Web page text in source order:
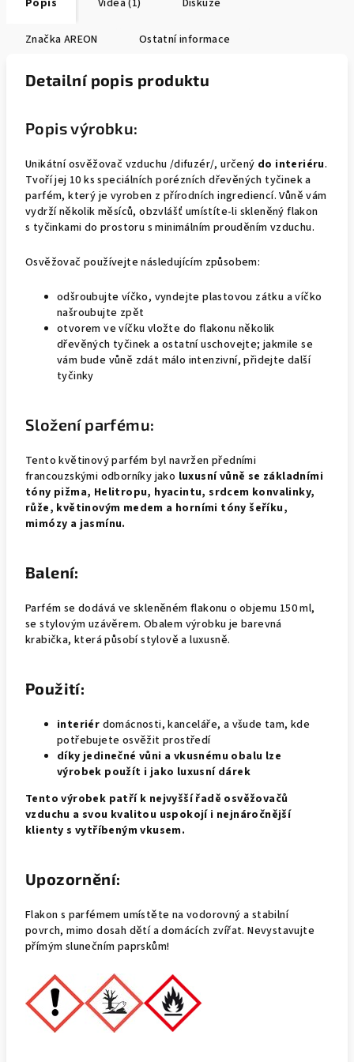
Popis Videa (1) Diskuze
Značka AREON Ostatní informace
Detailní popis produktu
Popis výrobku:
Unikátní osvěžovač vzduchu /difuzér/, určený do interiéru.
Tvoří jej 10 ks speciálních porézních dřevěných tyčinek a
parfém, který je vyroben z přírodních ingrediencí. Vůně vám
vydrží několik měsíců, obzvlášť umístíte-li skleněný flakon
s tyčinkami do prostoru s minimálním prouděním vzduchu.
Osvěžovač používejte následujícím způsobem:
odšroubujte víčko, vyndejte plastovou zátku a víčko
našroubujte zpět
otvorem ve víčku vložte do flakonu několik
dřevěných tyčinek a ostatní uschovejte; jakmile se
vám bude vůně zdát málo intenzivní, přidejte další
tyčinky
Složení parfému:
Tento květinový parfém byl navržen předními
francouzskými odborníky jako luxusní vůně se základními
tóny pižma, Helitropu, hyacintu, srdcem konvalinky,
růže, květinovým medem a horními tóny šeříku,
mimózy a jasmínu.
Balení:
Parfém se dodává ve skleněném flakonu o objemu 150 ml,
se stylovým uzávěrem. Obalem výrobku je barevná
krabička, která působí stylově a luxusně.
Použití:
interiér domácnosti, kanceláře, a všude tam, kde
potřebujete osvěžit prostředí
díky jedinečné vůni a vkusnému obalu lze
výrobek použít i jako luxusní dárek
Tento výrobek patří k nejvyšší řadě osvěžovačů
vzduchu a svou kvalitou uspokojí i nejnáročnější
klienty s vytříbeným vkusem.
Upozornění:
Flakon s parfémem umístěte na vodorovný a stabilní
povrch, mimo dosah dětí a domácích zvířat. Nevystavujte
přímým slunečním paprskům!